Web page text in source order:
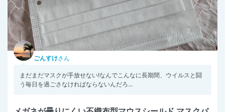
ごんすけさん
まだまだマスクが手放せない!なんでこんなに長期間、ウイルスと闘
う毎日を過ごさなければならないんだろ...